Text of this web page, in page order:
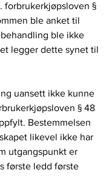
forbrukerkjøpsloven §
ble anket til
ble ikke
legger dette synet til
uansett ikke kunne
§ 48
Bestemmelsen
likevel ikke har
utgangspunkt er
første ledd første